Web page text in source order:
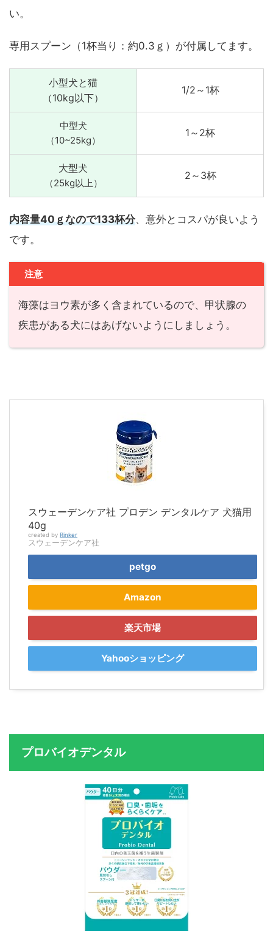
い。
専用スプーン（1杯当り：約0.3ｇ）が付属してます。
小型犬と猫
（10kg以下）
1/2～1杯
中型犬
（10~25kg）
1～2杯
大型犬
（25kg以上）
2～3杯
内容量40ｇなので133杯分、意外とコスパが良いよう
です。
注意
海藻はヨウ素が多く含まれているので、甲状腺の
疾患がある犬にはあげないようにしましょう。
スウェーデンケア社 プロデン デンタルケア 犬猫用
40g
created by Rinker
スウェーデンケア社
petgo
Amazon
楽天市場
Yahooショッピング
プロバイオデンタル